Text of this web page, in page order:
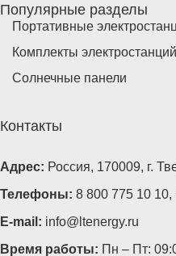
Популярные разделы
Портативные
Комплекты электростанций
Солнечные панели
Контакты
Адрес: Россия, 170009, г.
Телефоны: 8 800 775 10 10,
E-mail: info@ltenergy.ru
Время работы: Пн – Пт: